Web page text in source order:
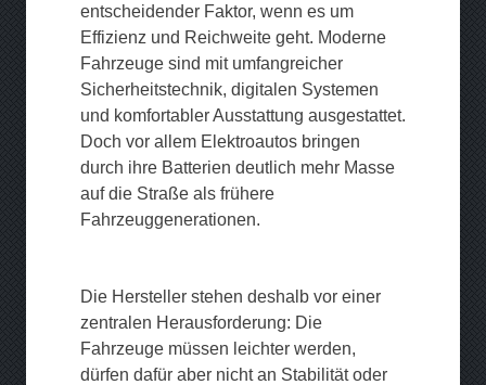
entscheidender Faktor, wenn es um
Effizienz und Reichweite geht. Moderne
Fahrzeuge sind mit umfangreicher
Sicherheitstechnik, digitalen Systemen
und komfortabler Ausstattung ausgestattet.
Doch vor allem Elektroautos bringen
durch ihre Batterien deutlich mehr Masse
auf die Straße als frühere
Fahrzeuggenerationen.
Die Hersteller stehen deshalb vor einer
zentralen Herausforderung: Die
Fahrzeuge müssen leichter werden,
dürfen dafür aber nicht an Stabilität oder